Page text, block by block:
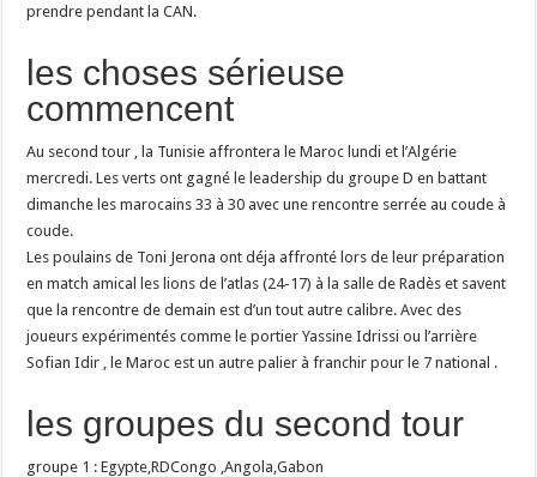
prendre pendant la CAN.
les choses sérieuse
commencent
Au second tour , la Tunisie affrontera le Maroc lundi et l’Algérie
mercredi. Les verts ont gagné le leadership du groupe D en battant
dimanche les marocains 33 à 30 avec une rencontre serrée au coude à
coude.
Les poulains de Toni Jerona ont déja affronté lors de leur préparation
en match amical les lions de l’atlas (24-17) à la salle de Radès et savent
que la rencontre de demain est d’un tout autre calibre. Avec des
joueurs expérimentés comme le portier Yassine Idrissi ou l’arrière
Sofian Idir , le Maroc est un autre palier à franchir pour le 7 national .
les groupes du second tour
groupe 1 : Egypte,RDCongo ,Angola,Gabon